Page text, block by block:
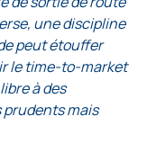
une discipline
peut étouffer
le time-to-market
à des
mais